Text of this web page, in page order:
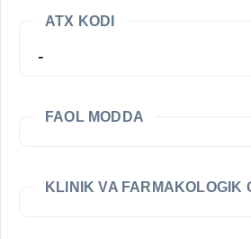
ATX KODI
-
FAOL MODDA
KLINIK VA FARMAKOLOGIK